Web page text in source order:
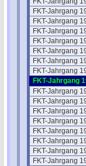
FKT-Jahrgang
FKT-Jahrgang
FKT-Jahrgang
FKT-Jahrgang
FKT-Jahrgang
FKT-Jahrgang
FKT-Jahrgang
FKT-Jahrgang
FKT-Jahrgang
FKT-Jahrgang
FKT-Jahrgang
FKT-Jahrgang
FKT-Jahrgang
FKT-Jahrgang
FKT-Jahrgang
FKT-Jahrgang